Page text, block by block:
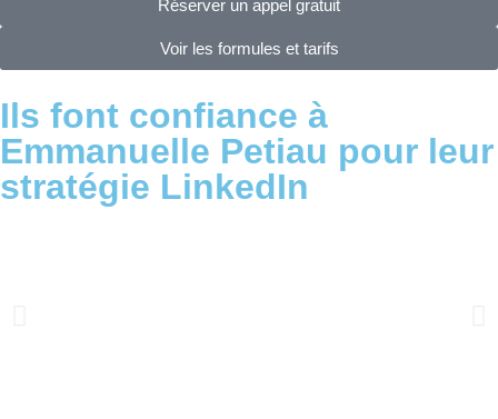
Réserver un appel gratuit
Voir les formules et tarifs
Ils font confiance à
Emmanuelle Petiau pour leur
stratégie LinkedIn